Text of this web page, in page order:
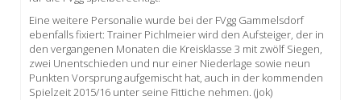
Eine weitere Personalie wurde bei der FVgg Gammelsdorf
ebenfalls fixiert: Trainer Pichlmeier wird den Aufsteiger, der in
den vergangenen Monaten die Kreisklasse 3 mit zwölf Siegen,
zwei Unentschieden und nur einer Niederlage sowie neun
Punkten Vorsprung aufgemischt hat, auch in der kommenden
Spielzeit 2015/16 unter seine Fittiche nehmen. (jok)